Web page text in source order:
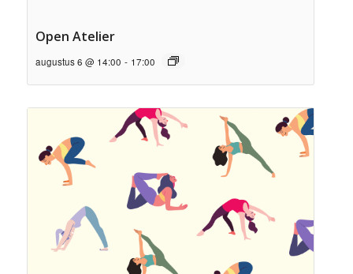
Open Atelier
augustus 6 @ 14:00 - 17:00